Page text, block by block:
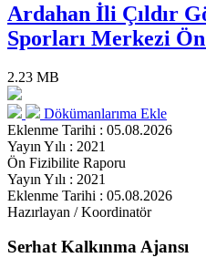
Ardahan İli Çıldır
Sporları Merkezi
2.23 MB
Dökümanlarıma Ekle
Eklenme Tarihi : 05.08.2026
Yayın Yılı : 2021
Ön Fizibilite Raporu
Yayın Yılı : 2021
Eklenme Tarihi : 05.08.2026
Hazırlayan / Koordinatör
Serhat Kalkınma Ajansı